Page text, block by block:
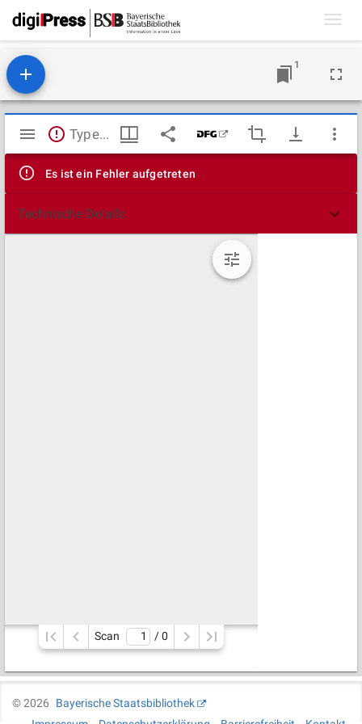
1
Mirador
Viewer
TypeError: Failed to fetch
Es ist ein Fehler aufgetreten
Technische Details
Scan / 0
©2026
Bayerische Staatsbibliothek